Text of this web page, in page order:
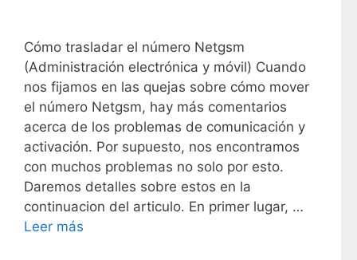
Cómo trasladar el número Netgsm
(Administración electrónica y móvil) Cuando
nos fijamos en las quejas sobre cómo mover
el número Netgsm, hay más comentarios
acerca de los problemas de comunicación y
activación. Por supuesto, nos encontramos
con muchos problemas no solo por esto.
Daremos detalles sobre estos en la
continuacion del articulo. En primer lugar, …
Leer más